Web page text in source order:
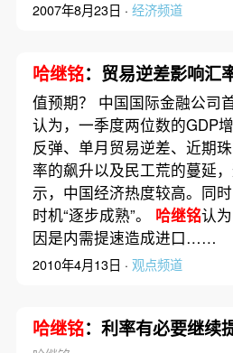
2007年8月23日 · 经济频道
哈继铭：贸易逆差影响汇
值预期？ 中国国际金融公司
认为，一季度两位数的GDP
反弹、单月贸易逆差、近期
率的飙升以及民工荒的蔓延
示，中国经济热度较高。同
时机“逐步成熟”。 哈继铭认
因是内需提速造成进口……
2010年4月13日 · 观点频道
哈继铭：利率有必要继续